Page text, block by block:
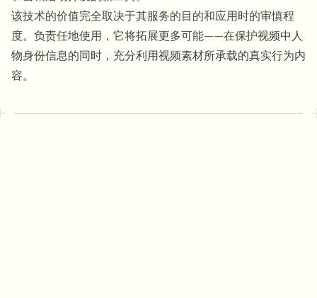
该技术的价值完全取决于其服务的目的和应用时的审慎程
度。负责任地使用，它将拓展更多可能——在保护视频中人
物身份信息的同时，充分利用视频素材所承载的真实行为内
容。